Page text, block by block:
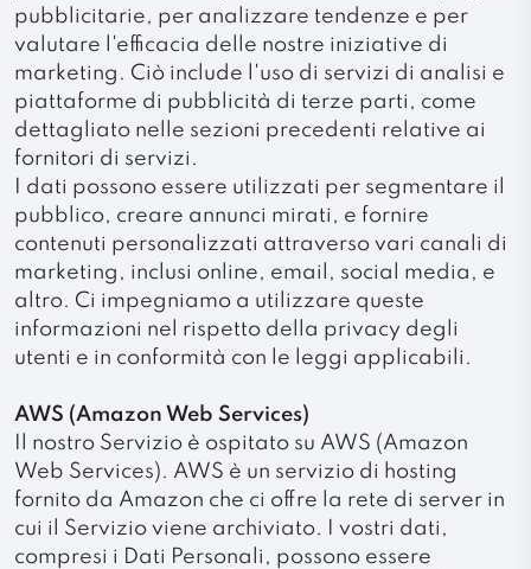
pubblicitarie, per analizzare tendenze e per
valutare l'efficacia delle nostre iniziative di
marketing. Ciò include l'uso di servizi di analisi e
piattaforme di pubblicità di terze parti, come
dettagliato nelle sezioni precedenti relative ai
fornitori di servizi.
I dati possono essere utilizzati per segmentare il
pubblico, creare annunci mirati, e fornire
contenuti personalizzati attraverso vari canali di
marketing, inclusi online, email, social media, e
altro. Ci impegniamo a utilizzare queste
informazioni nel rispetto della privacy degli
utenti e in conformità con le leggi applicabili.
AWS (Amazon Web Services)
Il nostro Servizio è ospitato su AWS (Amazon
Web Services). AWS è un servizio di hosting
fornito da Amazon che ci offre la rete di server in
cui il Servizio viene archiviato. I vostri dati,
compresi i Dati Personali, possono essere